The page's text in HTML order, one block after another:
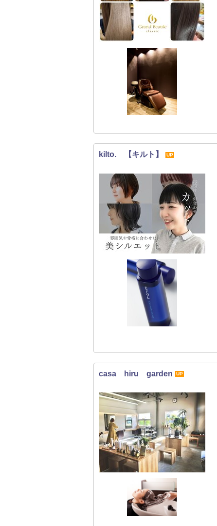
kilto. 【キルト】 UP
casa hiru garden UP